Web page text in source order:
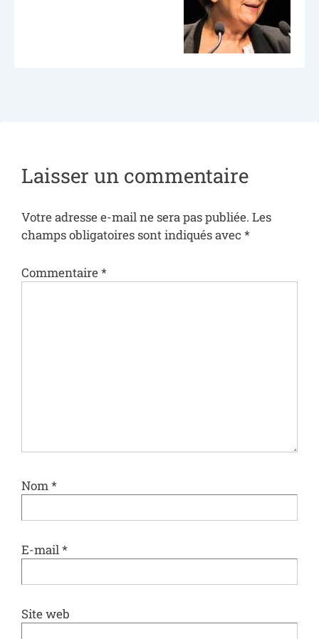
Laisser un commentaire
Votre adresse e-mail ne sera pas publiée. Les
champs obligatoires sont indiqués avec *
Commentaire*
Nom*
E-mail*
Site web